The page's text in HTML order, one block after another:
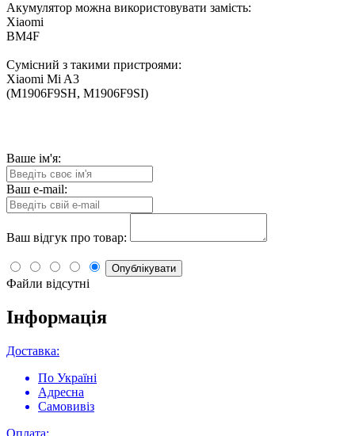
Акумулятор можна використовувати замість:
Xiaomi
BM4F
Сумісний з такими пристроями:
Xiaomi Mi A3
(M1906F9SH, M1906F9SI)
Ваше ім'я:
Ваш e-mail:
Ваш відгук про товар:
Опублікувати
Файли відсутні
Інформація
Доставка:
По Україні
Адресна
Самовивіз
Оплата: